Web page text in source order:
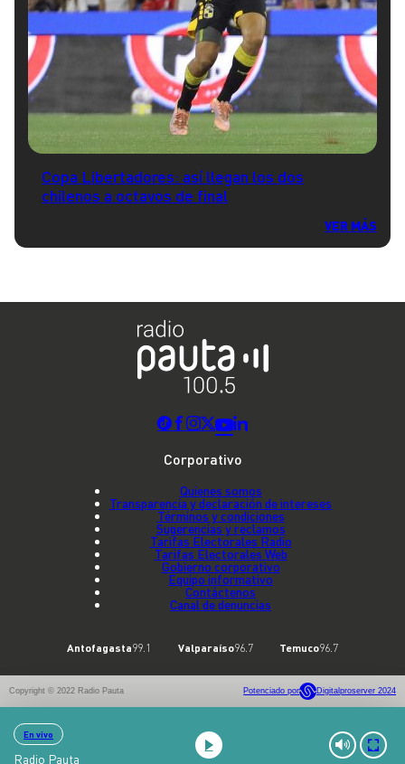
Copa Libertadores: así llegan los dos
chilenos a octavos de final
VER MÁS
En vivo
Radio Pauta
Corporativo
Quienes somos
Transparencia y declaración de intereses
Términos y condiciones
Sugerencias y reclamos
Tarifas Electorales Radio
Tarifas Electorales Web
Gobierno corporativo
Equipo informativo
Contáctenos
Canal de denuncias
Antofagasta99.1 Valparaíso96.7 Temuco96.7
Copyright © 2022 Radio Pauta Potenciado por Digitalproserver 2024